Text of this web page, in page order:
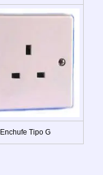
Enchufe Tipo G